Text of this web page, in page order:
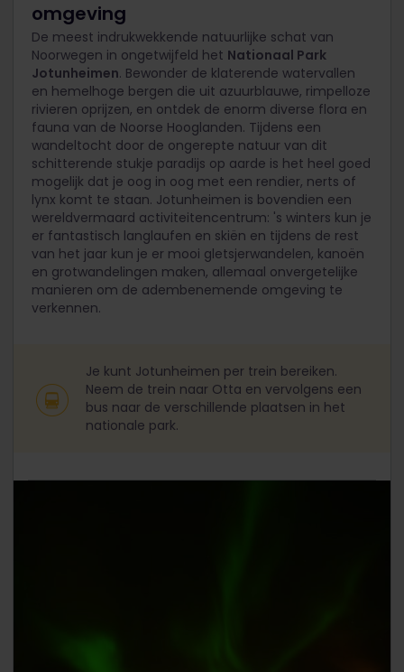
omgeving
De meest indrukwekkende natuurlijke schat van
Noorwegen in ongetwijfeld het Nationaal Park
Jotunheimen. Bewonder de klaterende watervallen
en hemelhoge bergen die uit azuurblauwe, rimpelloze
rivieren oprijzen, en ontdek de enorm diverse flora en
fauna van de Noorse Hooglanden. Tijdens een
wandeltocht door de ongerepte natuur van dit
schitterende stukje paradijs op aarde is het heel goed
mogelijk dat je oog in oog met een rendier, nerts of
lynx komt te staan. Jotunheimen is bovendien een
wereldvermaard activiteitencentrum: 's winters kun je
er fantastisch langlaufen en skiën en tijdens de rest
van het jaar kun je er mooi gletsjerwandelen, kanoën
en grotwandelingen maken, allemaal onvergetelijke
manieren om de adembenemende omgeving te
verkennen.
Je kunt Jotunheimen per trein bereiken.
Neem de trein naar Otta en vervolgens een
bus naar de verschillende plaatsen in het
nationale park.